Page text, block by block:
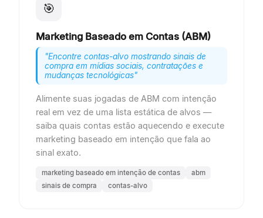
🎯
Marketing Baseado em Contas (ABM)
"Encontre contas-alvo mostrando sinais de
compra em mídias sociais, contratações e
mudanças tecnológicas"
Alimente suas jogadas de ABM com intenção
real em vez de uma lista estática de alvos —
saiba quais contas estão aquecendo e execute
marketing baseado em intenção que fala ao
sinal exato.
marketing baseado em intenção de contas
abm
sinais de compra
contas-alvo